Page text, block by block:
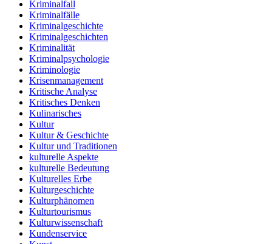
Kriminalfall
Kriminalfälle
Kriminalgeschichte
Kriminalgeschichten
Kriminalität
Kriminalpsychologie
Kriminologie
Krisenmanagement
Kritische Analyse
Kritisches Denken
Kulinarisches
Kultur
Kultur & Geschichte
Kultur und Traditionen
kulturelle Aspekte
kulturelle Bedeutung
Kulturelles Erbe
Kulturgeschichte
Kulturphänomen
Kulturtourismus
Kulturwissenschaft
Kundenservice